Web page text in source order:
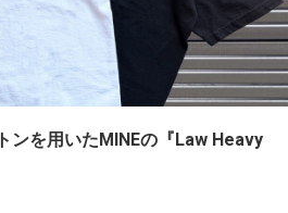
ンを用いたMINEの『Law Heavy